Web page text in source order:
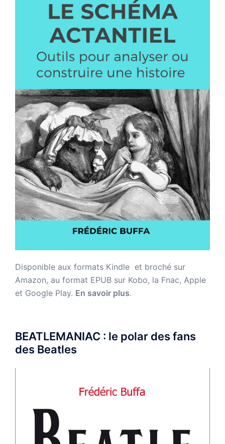
Disponible aux formats Kindle et broché sur
Amazon, au format EPUB sur Kobo, la Fnac, Apple
et Google Play. En savoir plus.
BEATLEMANIAC : le polar des fans
des Beatles